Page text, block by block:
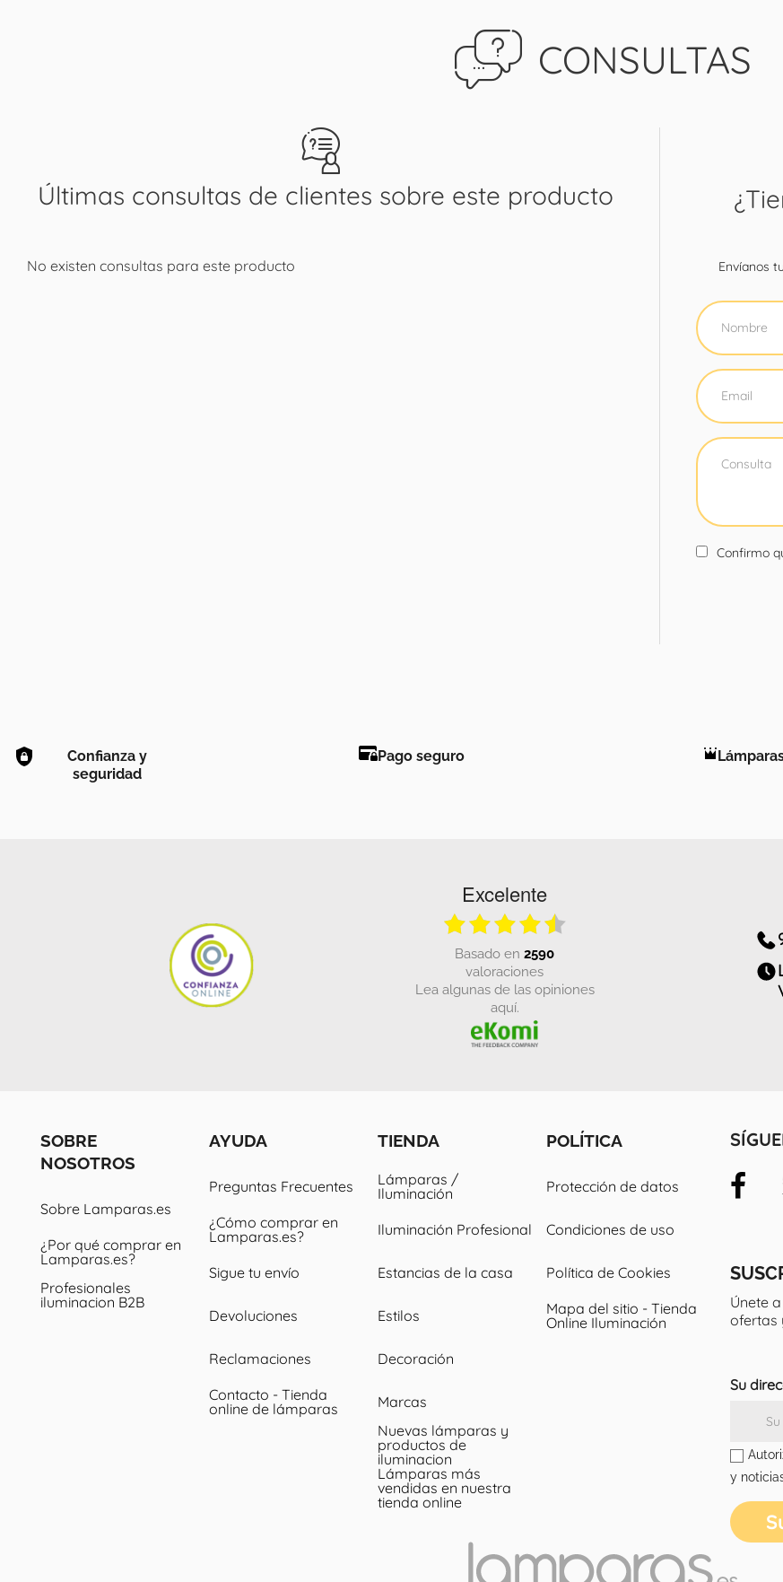
CONSULTAS
Últimas consultas de clientes sobre este producto
No existen consultas para este producto Envíanos
Confirmo
Confianza y
seguridad
Pago seguro
Excelente
basado en 2590
valoraciones
Lea algunas de las opiniones
aquí.
SOBRE
NOSOTROS
Sobre Lamparas.es
¿Por qué comprar en
Lamparas.es?
Profesionales
iluminacion B2B
AYUDA
Preguntas Frecuentes
¿Cómo comprar en
Lamparas.es?
Sigue tu envío
Devoluciones
Reclamaciones
Contacto - Tienda
online de lámparas
TIENDA
Lámparas /
Iluminación
Iluminación Profesional
Estancias de la casa
Estilos
Decoración
Marcas
Nuevas lámparas y
productos de
iluminacion
Lámparas más
vendidas en nuestra
tienda online
POLÍTICA
Protección de datos
Condiciones de uso
Política de Cookies
Mapa del sitio - Tienda
Online Iluminación
Únete
ofertas
Su
y